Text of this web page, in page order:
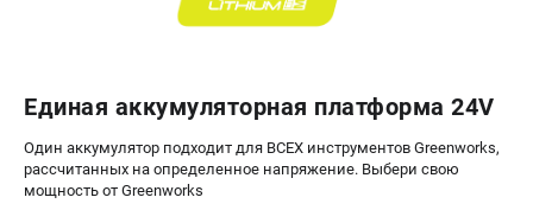
Шлифмашины орбитальные
Аккумуляторные батареи
Зарядные устройства
Единая аккумуляторная платформа 24V
Один аккумулятор подходит для ВСЕХ инструментов Greenworks,
рассчитанных на определенное напряжение. Выбери свою
мощность от Greenworks